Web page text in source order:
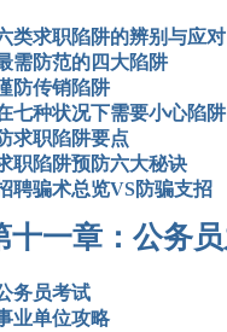
类求职陷阱的辨别与应对
需防范的四大陷阱
防传销陷阱
七种状况下需要小心陷阱
求职陷阱要点
职陷阱预防六大秘诀
聘骗术总览VS防骗支招
十一章：公务
务员考试
业单位攻略